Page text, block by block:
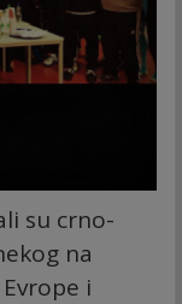
su crno-
na
i